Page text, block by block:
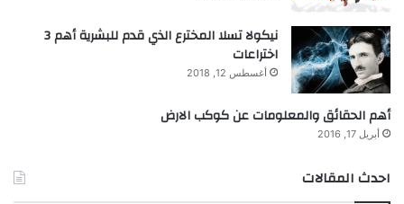
نيكولا تسلا المخترع الذي قدم للبشرية أهم 3
اختراعات
أغسطس 12, 2018
أهم الحقائق والمعلومات عن كوكب الارض
أبريل 17, 2016
احدث المقالات